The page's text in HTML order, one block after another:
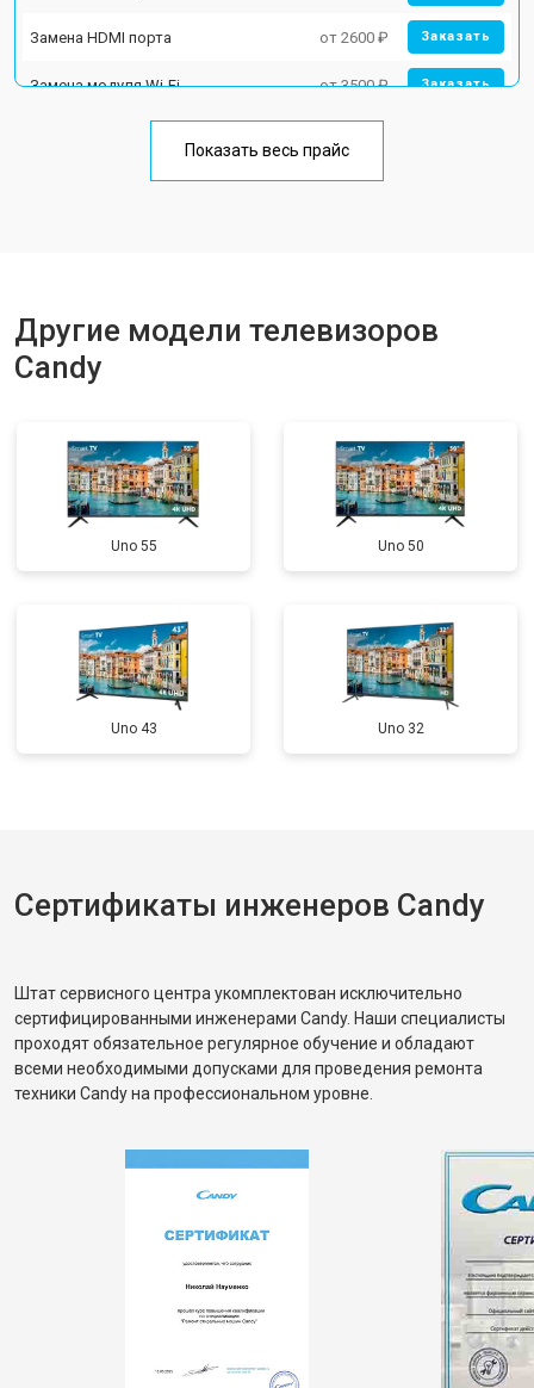
Замена HDMI порта от 2600 ₽ Заказать
Замена модуля Wi-Fi от 3500 ₽ Заказать
Ремонт блока управления от 3100 ₽
Прошивка от 3900 ₽ Заказать
Замена трансформаторов
подсветки
Показать весь прайс
Другие модели телевизоров
Candy
Uno 55 Uno 50
Uno 43 Uno 32
Сертификаты инженеров Candy
Штат сервисного центра укомплектован исключительно
сертифицированными инженерами Candy. Наши специалисты
проходят обязательное регулярное обучение и обладают
всеми необходимыми допусками для проведения ремонта
техники Candy на профессиональном уровне.